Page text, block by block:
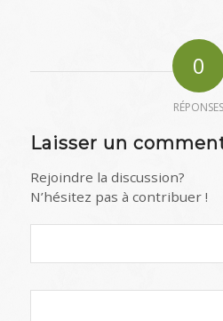
0
RÉPONSES
Laisser un
Rejoindre la discussion?
N’hésitez pas à contribuer !